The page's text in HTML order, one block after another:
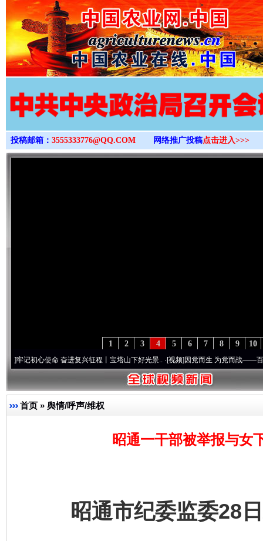
>
投稿邮箱： 3555333776@QQ.COM 网络推广投稿点击进入>>>
10
9
8
7
6
5
4
3
2
1
使命 奋进复兴征程丨宝塔山下好光景..·[视频]因党而生 为党而战——百年“纪”事⑧
首页 » 舆情/呼声/维权
昭通一干部被举报与女
昭通市纪委监委28日